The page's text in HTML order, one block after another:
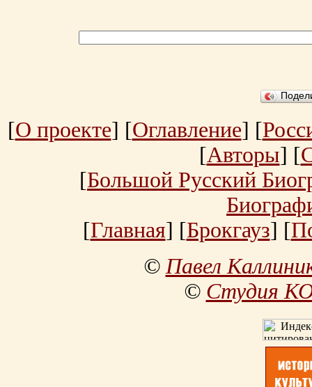
[О проекте] [Оглавление] [
[Авторы] [
[Большой Русский
[Главная] [Брокгауз] [
©Павел
© Студия